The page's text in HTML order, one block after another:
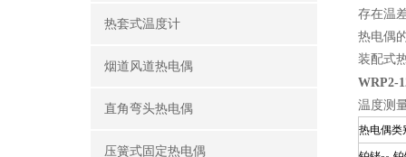
热套式温度计
烟道风道热电偶
直角弯头热电偶
压簧式固定热电偶
存在温
热电偶
装配式
WRP2-
温度测
热电偶类